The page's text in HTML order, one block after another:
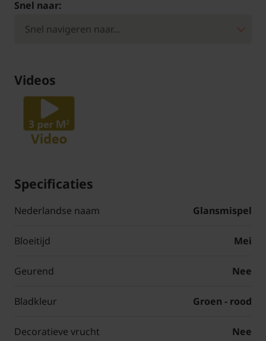
Snel naar:
Videos
Specificaties
Nederlandse naam Glansmispel
Bloeitijd Mei
Geurend Nee
Bladkleur Groen - rood
Decoratieve vrucht Nee